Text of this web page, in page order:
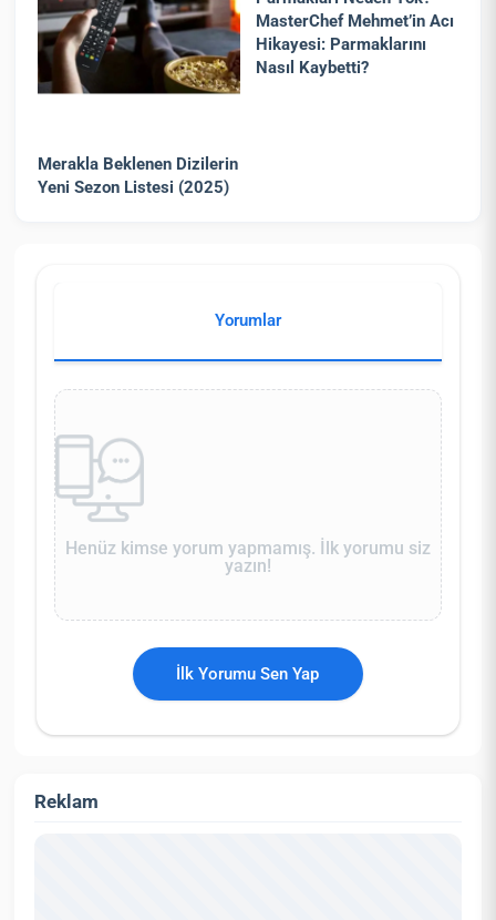
Merakla Beklenen Dizilerin
Yeni Sezon Listesi (2025)
MasterChef Mehmet’in Acı
Hikayesi: Parmaklarını
Nasıl Kaybetti?
Yorumlar
Henüz kimse yorum yapmamış. İlk yorumu siz
yazın!
İlk Yorumu Sen Yap
Reklam